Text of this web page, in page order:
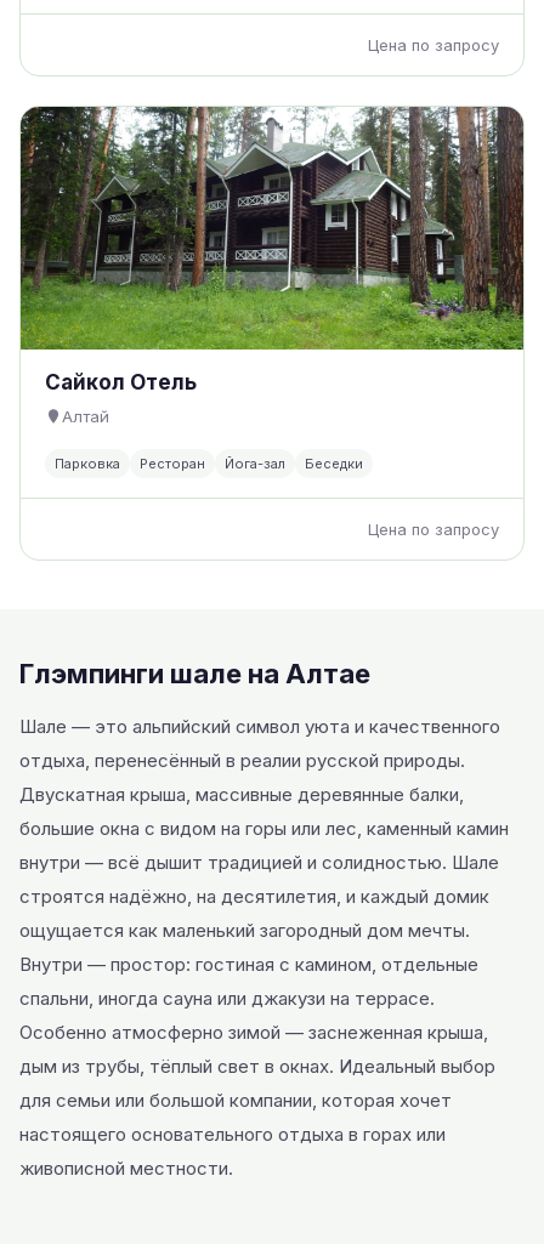
Цена по запросу
Сайкол Отель
Алтай
Парковка Ресторан Йога-зал Беседки
Цена по запросу
Глэмпинги шале на Алтае
Шале — это альпийский символ уюта и качественного
отдыха, перенесённый в реалии русской природы.
Двускатная крыша, массивные деревянные балки,
большие окна с видом на горы или лес, каменный камин
внутри — всё дышит традицией и солидностью. Шале
строятся надёжно, на десятилетия, и каждый домик
ощущается как маленький загородный дом мечты.
Внутри — простор: гостиная с камином, отдельные
спальни, иногда сауна или джакузи на террасе.
Особенно атмосферно зимой — заснеженная крыша,
дым из трубы, тёплый свет в окнах. Идеальный выбор
для семьи или большой компании, которая хочет
настоящего основательного отдыха в горах или
живописной местности.